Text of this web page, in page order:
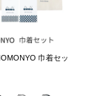
巾着セッ